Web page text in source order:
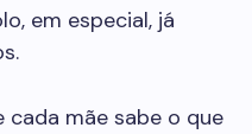
em especial, já
mãe sabe o que